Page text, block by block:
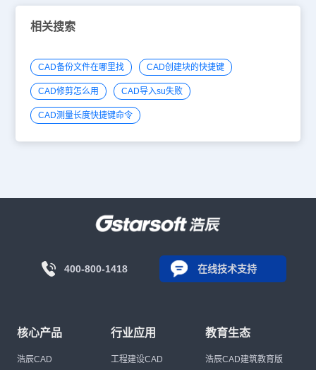
相关搜索
CAD备份文件在哪里找 CAD创建块的快捷键
CAD修剪怎么用 CAD导入su失败
CAD测量长度快捷键命令
400-800-1418 在线技术支持
核心产品
浩辰CAD
行业应用
工程建设CAD
教育生态
浩辰CAD建筑教育版